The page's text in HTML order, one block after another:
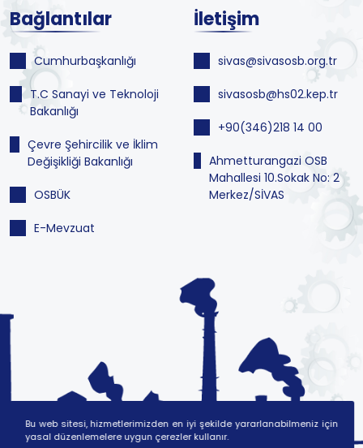
Bağlantılar
Cumhurbaşkanlığı
T.C Sanayi ve Teknoloji
Bakanlığı
Çevre Şehircilik ve İklim
Değişikliği Bakanlığı
OSBÜK
E-Mevzuat
İletişim
sivas@sivasosb.org.tr
sivasosb@hs02.kep.tr
+90(346)218 14 00
Ahmetturangazi OSB
Mahallesi 10.Sokak No: 2
Merkez/SİVAS
Bu web sitesi, hizmetlerimizden en iyi şekilde yararlanabilmeniz için
yasal düzenlemelere uygun çerezler kullanır.